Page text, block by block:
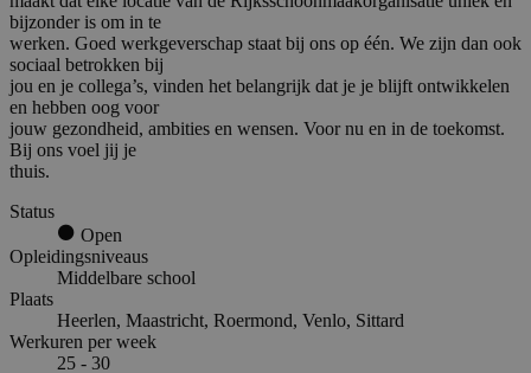
bijzonder is om in te
werken. Goed werkgeverschap staat bij ons op één. We zijn dan ook
sociaal betrokken bij
jou en je collega’s, vinden het belangrijk dat je je blijft ontwikkelen
en hebben oog voor
jouw gezondheid, ambities en wensen. Voor nu en in de toekomst.
Bij ons voel jij je
thuis.
Status
Open
Opleidingsniveaus
Middelbare school
Plaats
Heerlen, Maastricht, Roermond, Venlo, Sittard
Werkuren per week
25 - 30